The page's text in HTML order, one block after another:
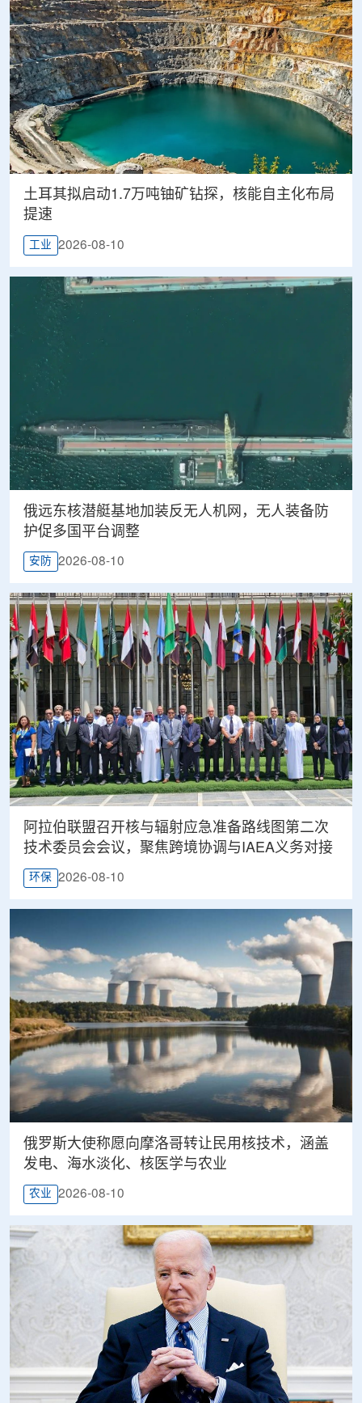
土耳其拟启动1.7万吨铀矿钻探，核能自主化布局
提速
工业 2026-08-10
俄远东核潜艇基地加装反无人机网，无人装备防
护促多国平台调整
安防 2026-08-10
阿拉伯联盟召开核与辐射应急准备路线图第二次
技术委员会会议，聚焦跨境协调与IAEA义务对接
环保 2026-08-10
俄罗斯大使称愿向摩洛哥转让民用核技术，涵盖
发电、海水淡化、核医学与农业
农业 2026-08-10